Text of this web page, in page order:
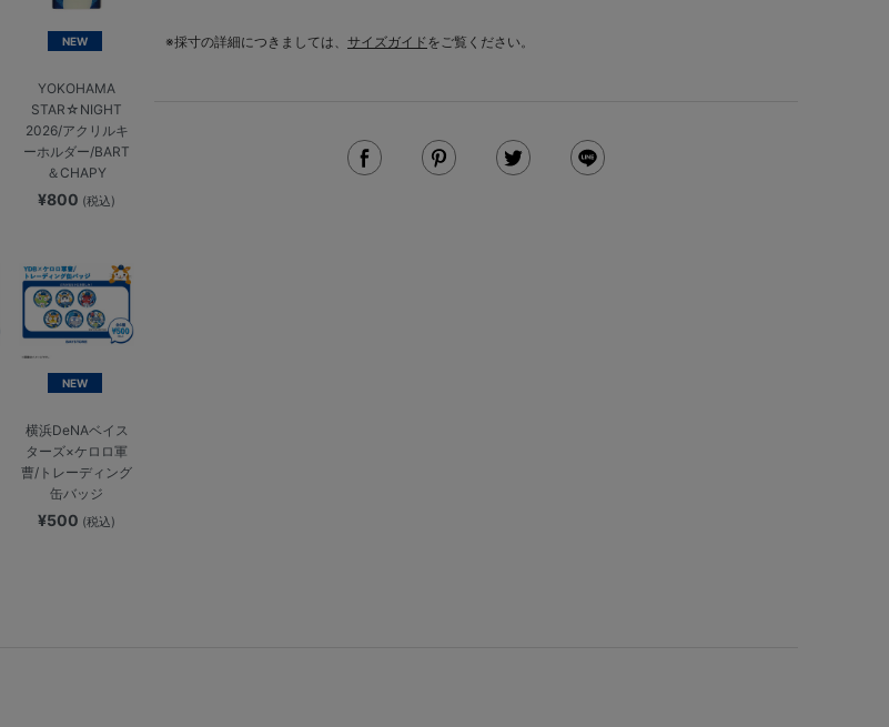
NEW
YOKOHAMA
STAR☆NIGHT
2026/アクリルキ
ーホルダー/BART
＆CHAPY
¥800 (税込)
NEW
横浜DeNAベイス
ターズ×ケロロ軍
曹/トレーディング
缶バッジ
¥500 (税込)
※採寸の詳細につきましては、 サイズガイドをご覧ください。